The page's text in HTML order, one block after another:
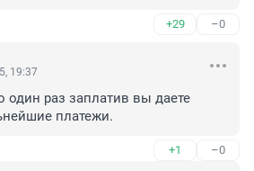
+29 –0
19:37
один раз заплатив вы даете
платежи.
+1 –0